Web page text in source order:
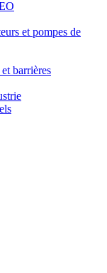
et pompes de
barrières